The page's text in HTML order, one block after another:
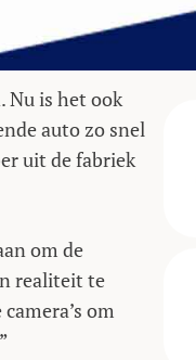
Nu is het ook
auto zo snel
uit de fabriek
om de
realiteit te
om